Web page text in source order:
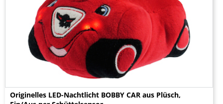
Originelles LED-Nachtlicht BOBBY CAR aus Plüsch,